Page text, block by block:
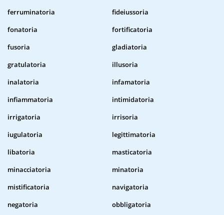
ferruminatoria
fideiussoria
fonatoria
fortificatoria
fusoria
gladiatoria
gratulatoria
illusoria
inalatoria
infamatoria
infiammatoria
intimidatoria
irrigatoria
irrisoria
iugulatoria
legittimatoria
libatoria
masticatoria
minacciatoria
minatoria
mistificatoria
navigatoria
negatoria
obbligatoria